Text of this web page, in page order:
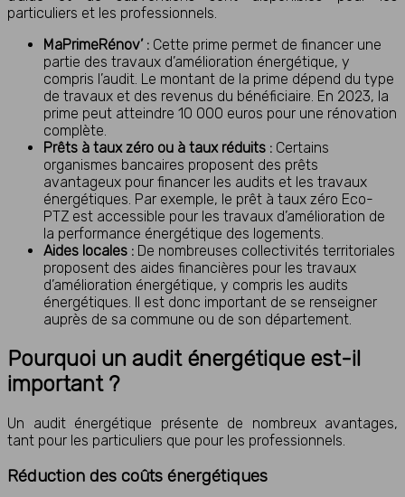
particuliers et les professionnels.
MaPrimeRénov’ : Cette prime permet de financer une
partie des travaux d’amélioration énergétique, y
compris l’audit. Le montant de la prime dépend du type
de travaux et des revenus du bénéficiaire. En 2023, la
prime peut atteindre 10 000 euros pour une rénovation
complète.
Prêts à taux zéro ou à taux réduits : Certains
organismes bancaires proposent des prêts
avantageux pour financer les audits et les travaux
énergétiques. Par exemple, le prêt à taux zéro Eco-
PTZ est accessible pour les travaux d’amélioration de
la performance énergétique des logements.
Aides locales : De nombreuses collectivités territoriales
proposent des aides financières pour les travaux
d’amélioration énergétique, y compris les audits
énergétiques. Il est donc important de se renseigner
auprès de sa commune ou de son département.
Pourquoi un audit énergétique est-il
important ?
Un audit énergétique présente de nombreux avantages,
tant pour les particuliers que pour les professionnels.
Réduction des coûts énergétiques